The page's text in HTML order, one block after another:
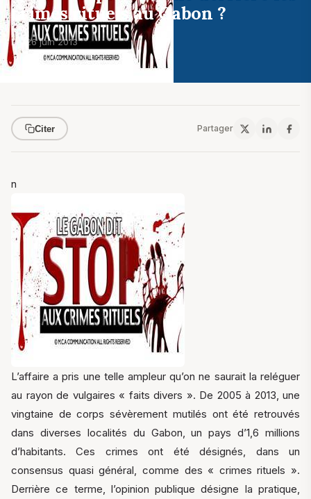
crimes rituels au Gabon ?
Par 26 juin 2013
Citer Partager
n
L’affaire a pris une telle ampleur qu’on ne saurait la reléguer
au rayon de vulgaires « faits divers ». De 2005 à 2013, une
vingtaine de corps sévèrement mutilés ont été retrouvés
dans diverses localités du Gabon, un pays d’1,6 millions
d’habitants. Ces crimes ont été désignés, dans un
consensus quasi général, comme des « crimes rituels ».
Derrière ce terme, l’opinion publique désigne la pratique,